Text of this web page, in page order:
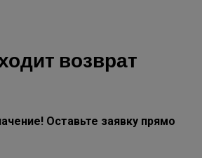
возврат
Оставьте заявку прямо